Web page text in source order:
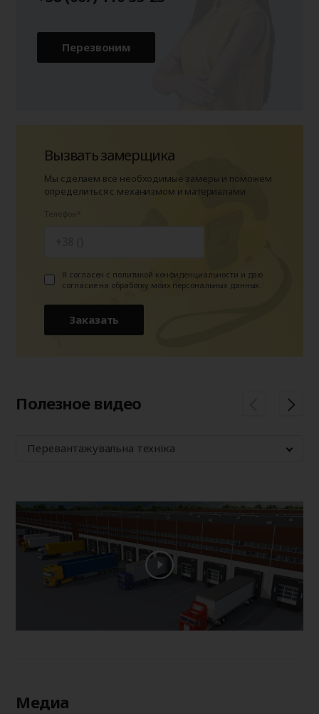
Перезвоним
Вызвать замерщика
Мы сделаем все необходимые замеры и поможем
определиться с механизмом и материалами
Я согласен с политикой конфиденциальности и даю
согласие на обработку моих персональных данных.
Заказать
Полезное видео
Перевантажувальна техніка
Медиа